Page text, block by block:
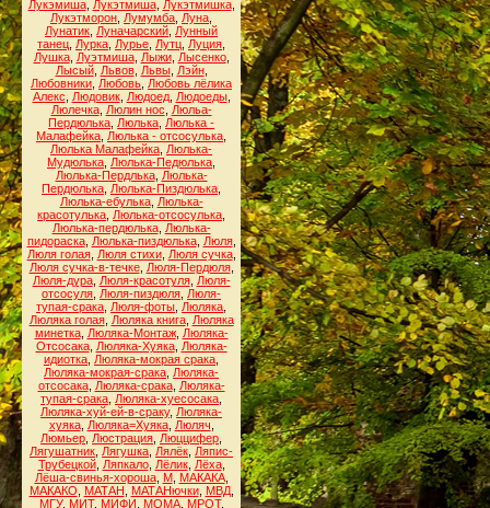
Лукэмиша, Лукэтмиша, Лукэтмишка,
Лукэтморон Лумумба Луна
Лунатик Луначарский Лунный
танец Лурка Лурье Лутц Луция
Лушка, Луэтмиша, Лыжи, Лысенко,
Лысый, Львов, Львы, Лэйн,
Любовники Любовь Любовь лёлика
Алекс
Людовик, Людоед, Людоеды,
Люлечка, Люлин нос
Люльа-
Пердюлька Люлька Люлька -
Малафейка Люлька - отсосулька
Люлька Малафейка Люлька-
Мудюлька Люлька-Педюлька
Люлька-Пердлька, Люлька-
Пердюлька Люлька-Пиздюлька
Люлька-ебулька, Люлька-
красотулька Люлька-отсосулька
Люлька-пердюлька, Люлька-
пидораска, Люлька-пиздюлька, Люля,
Люля голая, Люля стихи, Люля сучка,
Люля сучка-в-течке, Люля-Пердюля,
Люля-дура, Люля-красотуля, Люля-
отсосуля Люля-пиздюля Люля-
тупая-срака Люля-фоты Люляка
Люляка голая, Люляка книга, Люляка
минетка, Люляка-Монтаж, Люляка-
Отсосака, Люляка-Хуяка, Люляка-
идиотка Люляка-мокрая срака
Люляка-мокрая-срака Люляка-
отсосака, Люляка-срака, Люляка-
тупая-срака Люляка-хуесосака
Люляка-хуй-ей-в-сраку, Люляка-
хуяка, Люляка=Хуяка, Люляч
Люмьер Люстрация Люццифер
Лягушатник Лягушка Лялёк Ляпис-
Трубецкой, Ляпкало, Лёлик, Лёха,
Лёша-свинья-хороша, М, МАКАКА,
МАКАКО
МАТАН МАТАНючки, МВД,
МГУ, МИТ, МИФИ МОМА, МРОТ,